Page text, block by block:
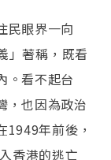
民眼界一向
」著稱，既看
。看不起台
，也因為政治
1949年前後，
香港的逃亡